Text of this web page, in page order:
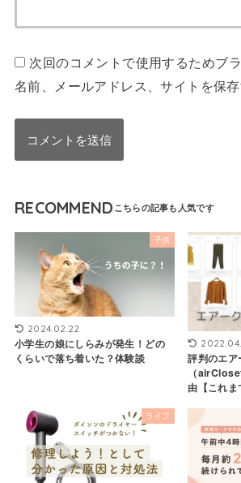
次回のコメントで使用するためブ
名前、メールアドレス、サイトを保存
RECOMMEND
子供
2024.02.22
小学生の娘にしらみが発生！どの
くらいで落ち着いた？体験談
評判のエア
（
由【これま
ライフ